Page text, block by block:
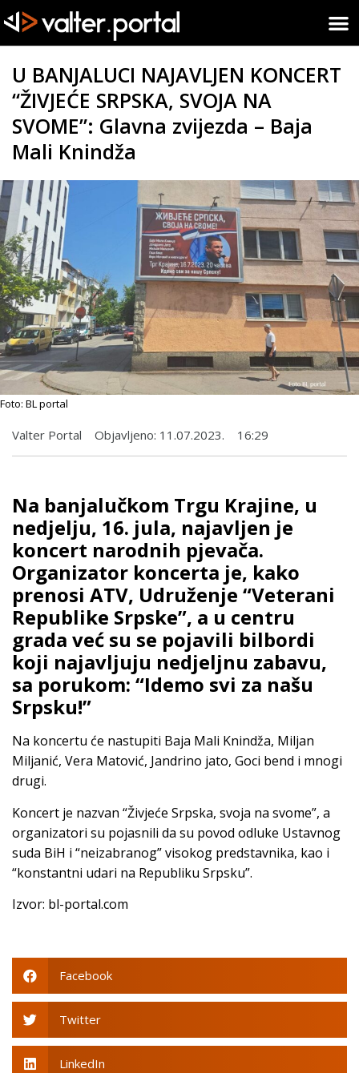
U BANJALUCI NAJAVLJEN KONCERT
“ŽIVJEĆE SRPSKA, SVOJA NA
SVOME”: Glavna zvijezda – Baja
Mali Knindža
Foto: BL portal
Valter Portal Objavljeno: 11.07.2023. 16:29
Na banjalučkom Trgu Krajine, u
nedjelju, 16. jula, najavljen je
koncert narodnih pjevača.
Organizator koncerta je, kako
prenosi ATV, Udruženje “Veterani
Republike Srpske”, a u centru
grada već su se pojavili bilbordi
koji najavljuju nedjeljnu zabavu,
sa porukom: “Idemo svi za našu
Srpsku!”
Na koncertu će nastupiti Baja Mali Knindža, Miljan
Miljanić, Vera Matović, Jandrino jato, Goci bend i mnogi
drugi.
Koncert je nazvan “Živjeće Srpska, svoja na svome”, a
organizatori su pojasnili da su povod odluke Ustavnog
suda BiH i “neizabranog” visokog predstavnika, kao i
“konstantni udari na Republiku Srpsku”.
Izvor: bl-portal.com
Facebook
Twitter
LinkedIn